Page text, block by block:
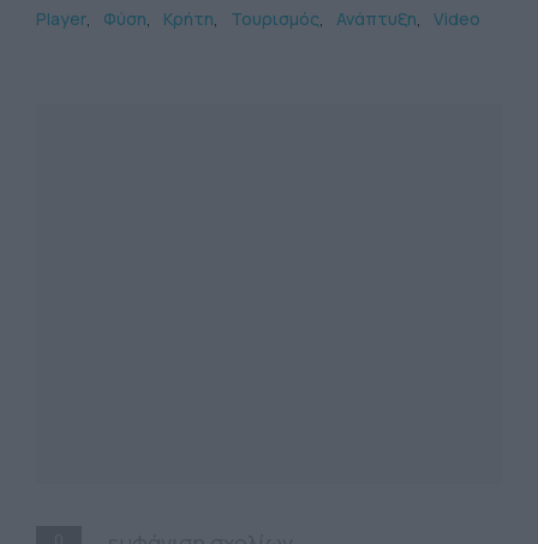
Player Φύση Κρήτη Τουρισμός Ανάπτυξη Video